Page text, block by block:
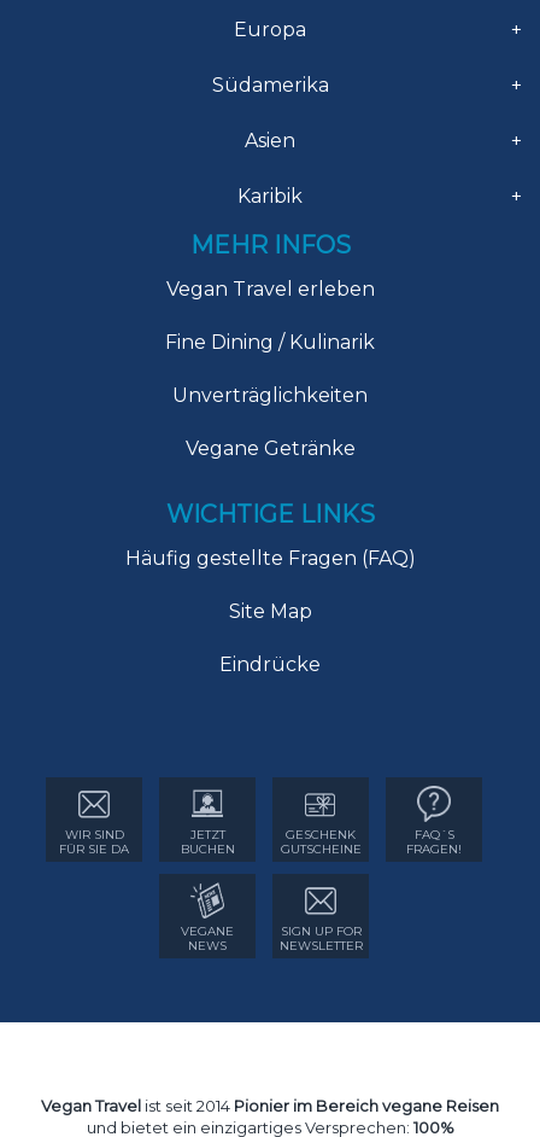
Europa +
Südamerika +
Asien +
Karibik +
MEHR INFOS
Vegan Travel erleben
Fine Dining / Kulinarik
Unverträglichkeiten
Vegane Getränke
WICHTIGE LINKS
Häufig gestellte Fragen (FAQ)
Site Map
Eindrücke
WIR SIND
FÜR SIE DA
JETZT
BUCHEN
GESCHENK
GUTSCHEINE
FAQ´S
FRAGEN!
VEGANE
NEWS
SIGN UP FOR
NEWSLETTER
Vegan Travel ist seit 2014 Pionier im Bereich vegane Reisen
und bietet ein einzigartiges Versprechen: 100%